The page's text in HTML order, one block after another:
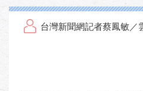
台灣新聞網記者蔡鳳敏／